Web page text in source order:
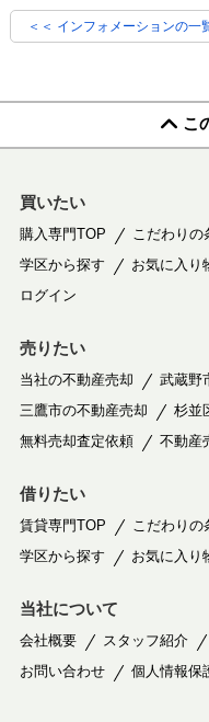
＜＜ インフォメーションの一
こ
買いたい
購入専門TOP こだわりの
学区から探す
お気に入り
ログイン
売りたい
当社の不動産売却
武蔵野
三鷹市の不動産売却
杉並
無料売却査定依頼
不動産
借りたい
賃貸専門TOP こだわりの
学区から探す
お気に入り
当社について
会社概要 スタッフ紹介
お問い合わせ
個人情報保